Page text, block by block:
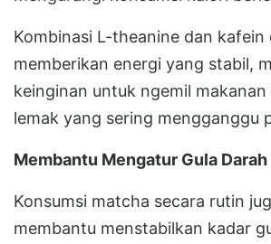
Kombinasi L-theanine dan kafein
memberikan energi yang stabil,
keinginan untuk ngemil
lemak yang sering mengganggu
Membantu Mengatur Gula Darah
Konsumsi matcha secara rutin
membantu menstabilkan kadar